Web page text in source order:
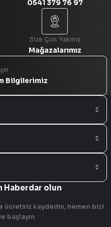
0541 379 76 97
Size Çok Yakınız
Mağazalarımız
Bilgilerimiz
Haberdar olun
ücretsiz kaydedin, hemen bizi
başlayın.